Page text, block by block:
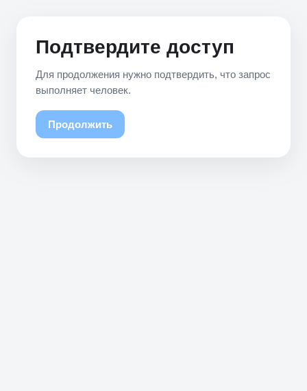
Подтвердите доступ
Для продолжения нужно подтвердить, что запрос
выполняет человек.
Продолжить